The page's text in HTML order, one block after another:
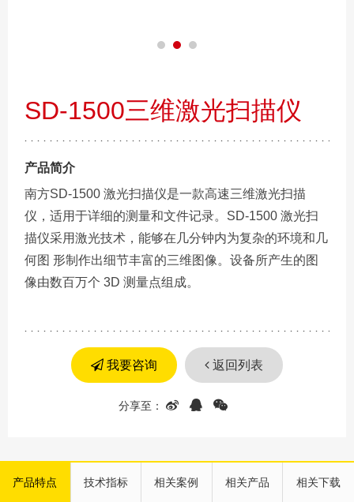
SD-1500三维激光扫描仪
产品简介
南方SD-1500 激光扫描仪是一款高速三维激光扫描
仪，适用于详细的测量和文件记录。SD-1500 激光扫
描仪采用激光技术，能够在几分钟内为复杂的环境和几
何图 形制作出细节丰富的三维图像。设备所产生的图
像由数百万个 3D 测量点组成。
我要咨询 返回列表
产品特点 技术指标 相关案例 相关产品 相关下载